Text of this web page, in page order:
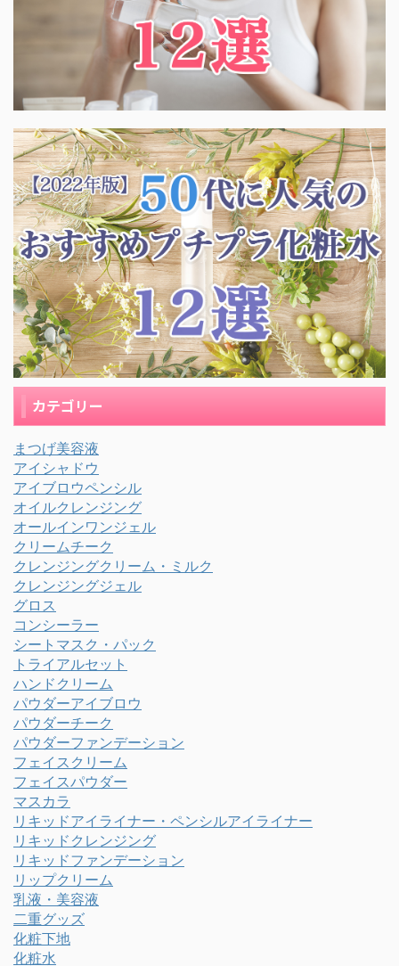
カテゴリー
まつげ美容液
アイシャドウ
アイブロウペンシル
オイルクレンジング
オールインワンジェル
クリームチーク
クレンジングクリーム・ミルク
クレンジングジェル
グロス
コンシーラー
シートマスク・パック
トライアルセット
ハンドクリーム
パウダーアイブロウ
パウダーチーク
パウダーファンデーション
フェイスクリーム
フェイスパウダー
マスカラ
リキッドアイライナー・ペンシルアイライナー
リキッドクレンジング
リキッドファンデーション
リップクリーム
乳液・美容液
二重グッズ
化粧下地
化粧水